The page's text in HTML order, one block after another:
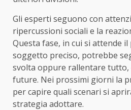
Gli esperti seguono con
ripercussioni sociali e la
Questa fase, in cui si attende
soggetto preciso, potrebbe
svolta oppure rallentare tutto,
future. Nei prossimi giorni la
per capire quali scenari si
strategia adottare.